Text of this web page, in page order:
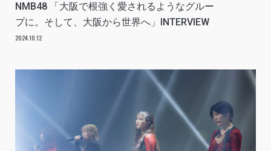
NMB48 「大阪で根強く愛されるようなグルー
プに。そして、大阪から世界へ」INTERVIEW
2024.10.12